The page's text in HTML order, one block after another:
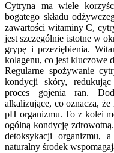
Cytryna ma wiele
bogatego składu
zawartości witaminy C,
jest szczególnie istotne w
grypę i przeziębienia.
kolagenu, co jest kluczowe
Regularne spożywanie
kondycji skóry,
proces gojenia ran.
alkalizujące, co oznacza,
pH organizmu. To z kolei
ogólną kondycję
detoksykacji organizmu,
naturalny środek